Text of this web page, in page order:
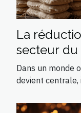
La
secteur
Dans un monde
devient centrale,